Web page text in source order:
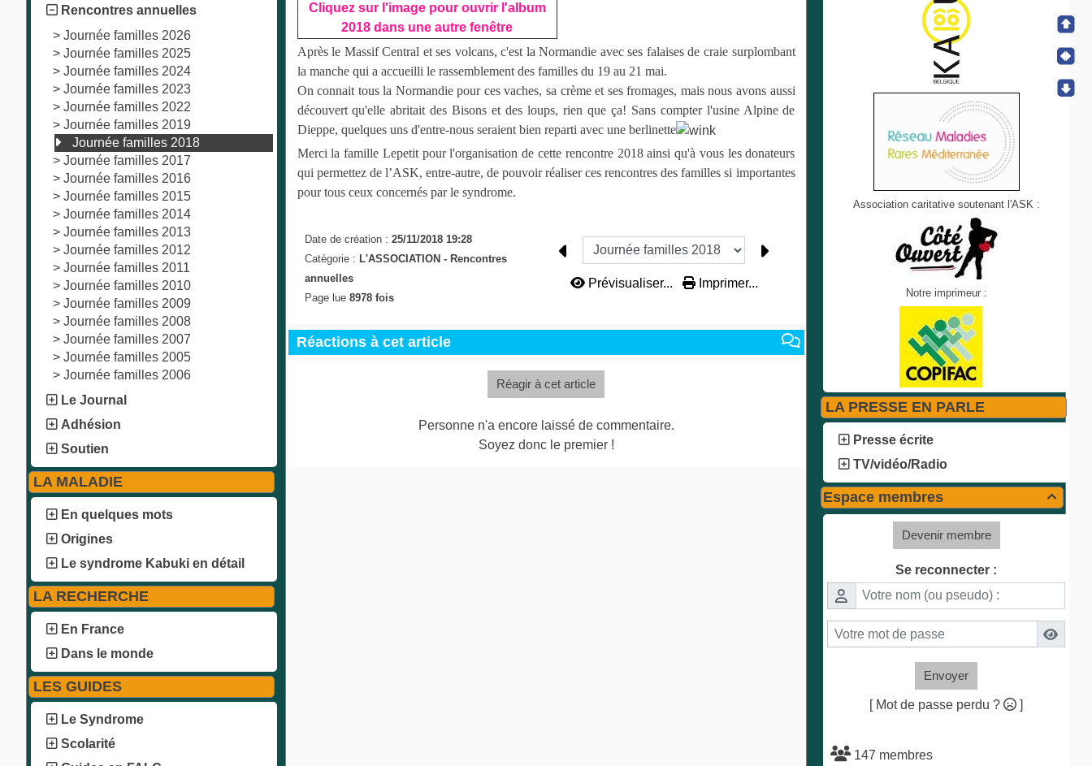
Rencontres annuelles
> Journée familles 2026
> Journée familles 2025
> Journée familles 2024
> Journée familles 2023
> Journée familles 2022
> Journée familles 2019
Journée familles 2018
> Journée familles 2017
> Journée familles 2016
> Journée familles 2015
> Journée familles 2014
> Journée familles 2013
> Journée familles 2012
> Journée familles 2011
> Journée familles 2010
> Journée familles 2009
> Journée familles 2008
> Journée familles 2007
> Journée familles 2005
> Journée familles 2006
Le Journal
Adhésion
Soutien
LA MALADIE
En quelques mots
Origines
Le syndrome Kabuki en détail
LA RECHERCHE
En France
Dans le monde
LES GUIDES
Le Syndrome
Scolarité
Cliquez sur l'image pour ouvrir l'album
2018 dans une autre fenêtre
Après le Massif Central et ses volcans, c'est la Normandie avec ses falaises de craie surplombant
la manche qui a accueilli le rassemblement des familles du 19 au 21 mai.
On connait tous la Normandie pour ces vaches, sa crème et ses fromages, mais nous avons aussi
découvert qu'elle abritait des Bisons et des loups, rien que ça! Sans compter l'usine Alpine de
Dieppe, quelques uns d'entre-nous seraient bien reparti avec une berlinette
Merci la famille Lepetit pour l'organisation de cette rencontre 2018 ainsi qu'à vous les donateurs
qui permettez de l’ASK, entre-autre, de pouvoir réaliser ces rencontres des familles si importantes
pour tous ceux concernés par le syndrome.
Date de création : 25/11/2018 19:28
Catégorie : L'ASSOCIATION - Rencontres
annuelles
Page lue 8978 fois
Prévisualiser... Imprimer...
Réactions à cet article
Réagir à cet article
Personne n'a encore laissé de commentaire.
Soyez donc le premier !
Association caritative soutenant l'ASK :
Notre imprimeur :
LA PRESSE EN PARLE
Presse écrite
TV/vidéo/Radio

Espace membres
Devenir membre
Se reconnecter :
Envoyer
[ Mot de passe perdu ? ]
147 membres